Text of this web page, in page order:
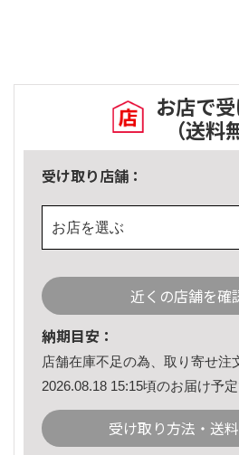
お店で
（送料
受け取り店舗：
お店を選ぶ
近くの店舗を確
納期目安：
店舗在庫不足の為、取り寄せ注
2026.08.18 15:15頃のお届け予定
受け取り方法・送